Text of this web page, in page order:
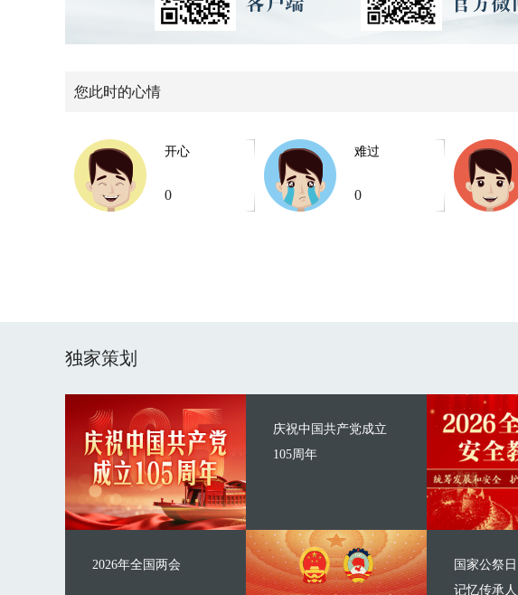
您此时的心情
开心
0
难过
0
独家策划
庆祝中国共产党成立
105周年
2026年全国两会
国家公祭
记忆传承人